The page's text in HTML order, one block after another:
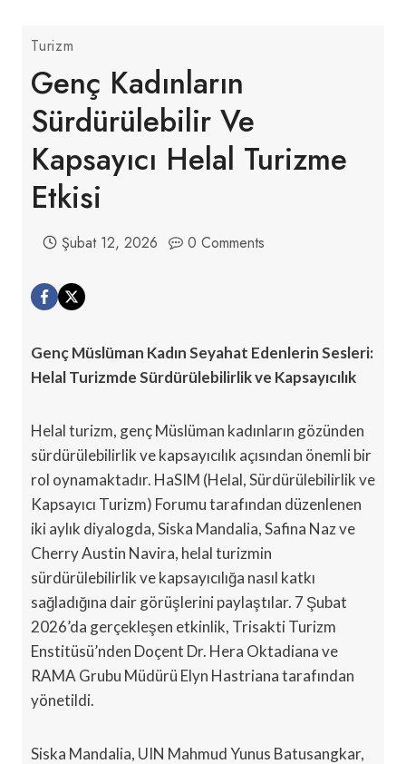
Turizm
Genç Kadınların
Sürdürülebilir Ve
Kapsayıcı Helal Turizme
Etkisi
Şubat 12, 2026 0 Comments
Genç Müslüman Kadın Seyahat Edenlerin Sesleri:
Helal Turizmde Sürdürülebilirlik ve Kapsayıcılık
Helal turizm, genç Müslüman kadınların gözünden
sürdürülebilirlik ve kapsayıcılık açısından önemli bir
rol oynamaktadır. HaSIM (Helal, Sürdürülebilirlik ve
Kapsayıcı Turizm) Forumu tarafından düzenlenen
iki aylık diyalogda, Siska Mandalia, Safina Naz ve
Cherry Austin Navira, helal turizmin
sürdürülebilirlik ve kapsayıcılığa nasıl katkı
sağladığına dair görüşlerini paylaştılar. 7 Şubat
2026’da gerçekleşen etkinlik, Trisakti Turizm
Enstitüsü’nden Doçent Dr. Hera Oktadiana ve
RAMA Grubu Müdürü Elyn Hastriana tarafından
yönetildi.
Siska Mandalia, UIN Mahmud Yunus Batusangkar,